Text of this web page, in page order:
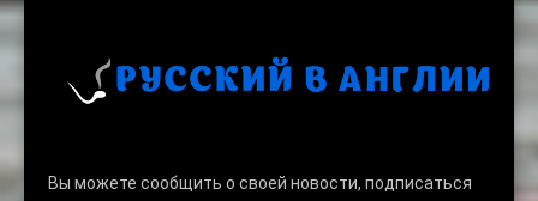
Вы можете сообщить о своей новости, подписаться